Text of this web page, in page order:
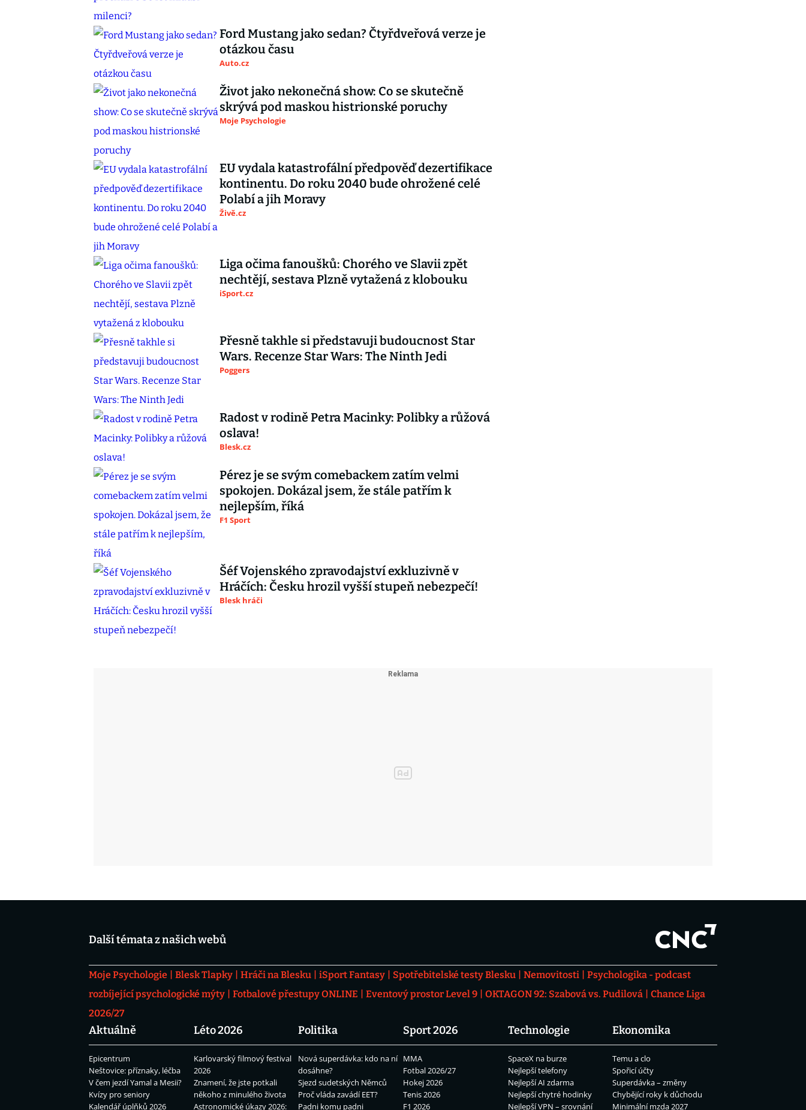
Ford Mustang jako sedan? Čtyřdveřová verze je
otázkou času
Auto.cz
Život jako nekonečná show: Co se skutečně
skrývá pod maskou histrionské poruchy
Moje Psychologie
EU vydala katastrofální předpověď dezertifikace
kontinentu. Do roku 2040 bude ohrožené celé
Polabí a jih Moravy
Živě.cz
Liga očima fanoušků: Chorého ve Slavii zpět
nechtějí, sestava Plzně vytažená z klobouku
iSport.cz
Přesně takhle si představuji budoucnost Star
Wars. Recenze Star Wars: The Ninth Jedi
Poggers
Radost v rodině Petra Macinky: Polibky a růžová
oslava!
Blesk.cz
Pérez je se svým comebackem zatím velmi
spokojen. Dokázal jsem, že stále patřím k
nejlepším, říká
F1 Sport
Šéf Vojenského zpravodajství exkluzivně v
Hráčích: Česku hrozil vyšší stupeň nebezpečí!
Blesk hráči
Další témata z našich webů
Moje Psychologie Blesk Tlapky Hráči na Blesku iSport Fantasy Spotřebitelské testy Blesku Nemovitosti
Psychologika - podcast
rozbíjející psychologické mýty
Fotbalové přestupy ONLINE Eventový prostor Level 9 OKTAGON 92: Szabová vs. Pudilová
Chance Liga
2026/27
Aktuálně
Epicentrum
Neštovice: příznaky, léčba
V čem jezdí Yamal a Mesii?
Kvízy pro seniory
Kalendář úplňků 2026
Léto 2026
Karlovarský filmový festival
2026
Znamení, že jste potkali
někoho z minulého života
Astronomické úkazy 2026:
Politika
Nová superdávka: kdo na ní
dosáhne?
Sjezd sudetských Němců
Proč vláda zavádí EET?
Padni komu padni
Sport 2026
MMA
Fotbal 2026/27
Hokej 2026
Tenis 2026
F1 2026
Technologie
SpaceX na burze
Nejlepší telefony
Nejlepší AI zdarma
Nejlepší chytré hodinky
Nejlepší VPN – srovnání
Ekonomika
Temu a clo
Spořicí účty
Superdávka – změny
Chybějící roky k důchodu
Minimální mzda 2027